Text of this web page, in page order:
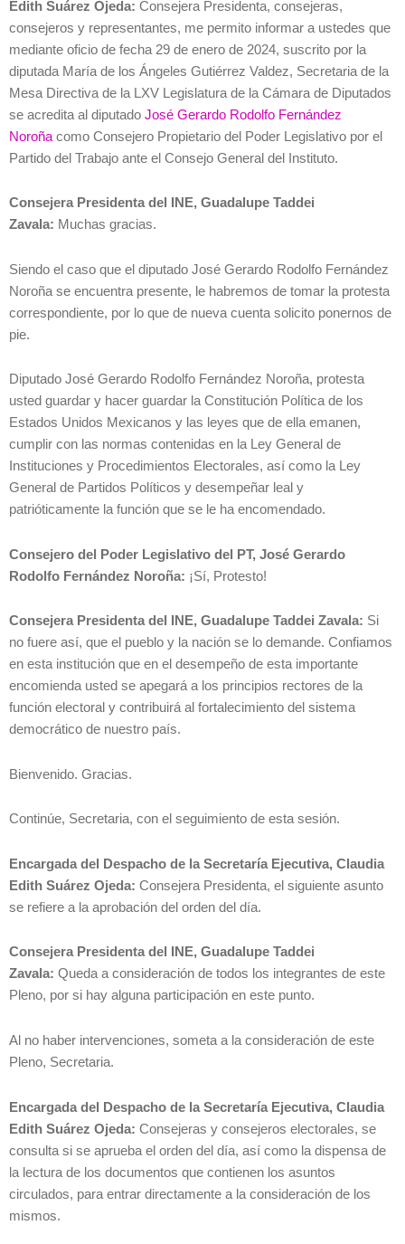
Edith Suárez Ojeda: Consejera Presidenta, consejeras,
consejeros y representantes, me permito informar a ustedes que
mediante oficio de fecha 29 de enero de 2024, suscrito por la
diputada María de los Ángeles Gutiérrez Valdez, Secretaria de la
Mesa Directiva de la LXV Legislatura de la Cámara de Diputados
se acredita al diputado José Gerardo Rodolfo Fernández
Noroña como Consejero Propietario del Poder Legislativo por el
Partido del Trabajo ante el Consejo General del Instituto.
Consejera Presidenta del INE, Guadalupe Taddei
Zavala: Muchas gracias.
Siendo el caso que el diputado José Gerardo Rodolfo Fernández
Noroña se encuentra presente, le habremos de tomar la protesta
correspondiente, por lo que de nueva cuenta solicito ponernos de
pie.
Diputado José Gerardo Rodolfo Fernández Noroña, protesta
usted guardar y hacer guardar la Constitución Política de los
Estados Unidos Mexicanos y las leyes que de ella emanen,
cumplir con las normas contenidas en la Ley General de
Instituciones y Procedimientos Electorales, así como la Ley
General de Partidos Políticos y desempeñar leal y
patrióticamente la función que se le ha encomendado.
Consejero del Poder Legislativo del PT, José Gerardo
Rodolfo Fernández Noroña: ¡Sí, Protesto!
Consejera Presidenta del INE, Guadalupe Taddei Zavala: Si
no fuere así, que el pueblo y la nación se lo demande. Confiamos
en esta institución que en el desempeño de esta importante
encomienda usted se apegará a los principios rectores de la
función electoral y contribuirá al fortalecimiento del sistema
democrático de nuestro país.
Bienvenido. Gracias.
Continúe, Secretaria, con el seguimiento de esta sesión.
Encargada del Despacho de la Secretaría Ejecutiva, Claudia
Edith Suárez Ojeda: Consejera Presidenta, el siguiente asunto
se refiere a la aprobación del orden del día.
Consejera Presidenta del INE, Guadalupe Taddei
Zavala: Queda a consideración de todos los integrantes de este
Pleno, por si hay alguna participación en este punto.
Al no haber intervenciones, someta a la consideración de este
Pleno, Secretaria.
Encargada del Despacho de la Secretaría Ejecutiva, Claudia
Edith Suárez Ojeda: Consejeras y consejeros electorales, se
consulta si se aprueba el orden del día, así como la dispensa de
la lectura de los documentos que contienen los asuntos
circulados, para entrar directamente a la consideración de los
mismos.